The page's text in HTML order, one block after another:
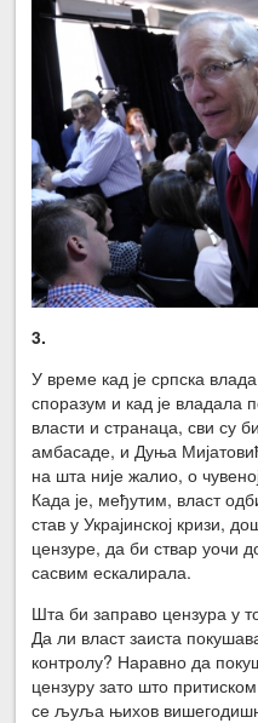
3.
У време кад је српска
споразум и кад је владала
власти и странаца, сви су
амбасаде, и Дуња
на шта није жалио, о
Када је, међутим, власт
став у Украјинској кризи,
цензуре, да би ствар уочи
сасвим ескалирала.
Шта би заправо цензура у
Да ли власт заиста
контролу? Наравно да
цензуру зато што
се љуља њихов